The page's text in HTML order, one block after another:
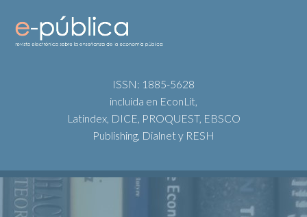
ISSN: 1885-5628
incluida en EconLit,
Latindex, DICE, PROQUEST, EBSCO
Publishing, Dialnet y RESH